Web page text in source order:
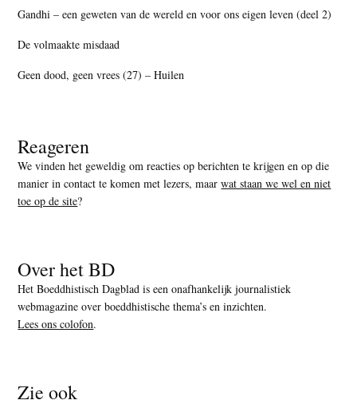
Gandhi – een geweten van de wereld en voor ons eigen leven (deel 2)
De volmaakte misdaad
Geen dood, geen vrees (27) – Huilen
Reageren
We vinden het geweldig om reacties op berichten te krijgen en op die
manier in contact te komen met lezers, maarwat staan we wel en niet
toe op de site?
Over het BD
Het Boeddhistisch Dagblad is een onafhankelijk journalistiek
webmagazine over boeddhistische thema’s en inzichten.
Lees ons colofon.
Zie ook